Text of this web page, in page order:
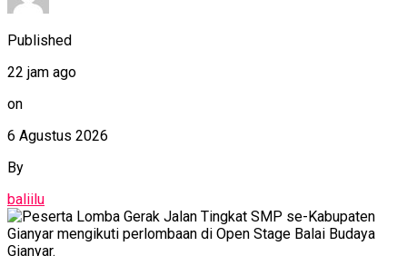
Published
22 jam ago
on
6 Agustus 2026
By
baliilu